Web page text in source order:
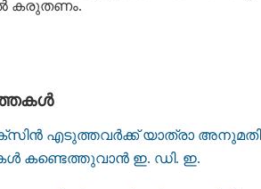
കരുതണം.
എടുത്തവർക്ക് യാത്രാ അനുമതി
കണ്ടെത്തുവാന്‍ ഇ. ഡി. ഇ.